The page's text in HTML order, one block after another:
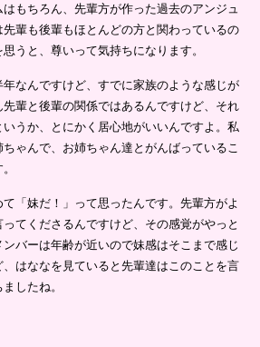
もちろん、先輩方が作った過去のアンジュ
輩も後輩もほとんどの方と関わっているの
うと、尊いって気持ちになります。
なんですけど、すでに家族のような感じが
輩と後輩の関係ではあるんですけど、それ
うか、とにかく居心地がいいんですよ。私
ゃんで、お姉ちゃん達とがんばっているこ
「妹だ！」って思ったんです。先輩方がよ
てくださるんですけど、その感覚がやっと
バーは年齢が近いので妹感はそこまで感じ
はななを見ていると先輩達はこのことを言
したね。